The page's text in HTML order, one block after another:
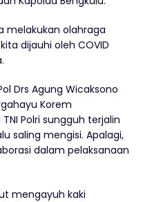
melakukan olahraga
dijauhi oleh COVID
Drs Agung Wicaksono
Korem
Polri sungguh terjalin
saling mengisi. Apalagi,
dalam pelaksanaan
mengayuh kaki